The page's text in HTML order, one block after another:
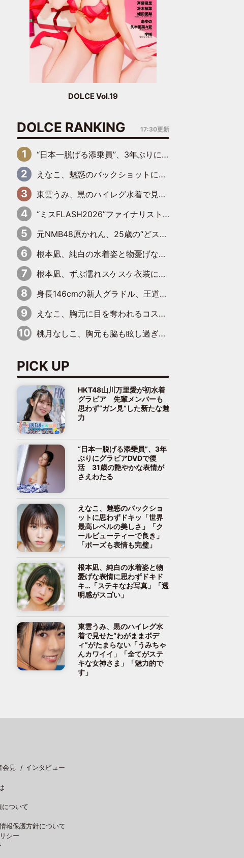
DOLCE Vol.19
DOLCE RANKING 17:30更新
“日本一脱げる添乗員”、3年ぶりにグラビアDVDで復活 31歳の艶やかな表情がさえわたる
えなこ、魅惑のバックショットに思わずドキッ「世界最高レベルの美しさ」「クールビューティーで良き」「ポーズも表情も完璧」
東雲うみ、黒のハイレグ水着で見せた“わがままボディ”がたまらない「うみちゃんカワイイ」「全てがステキな女神さま」「魅力的です」
“ミスFLASH2026”ファイナリスト、ダンスで鍛え上げた健康的な美ボディー披露
元NMB48原かれん、25歳の“どストライクボディ”をバリで解禁 169cmモデル体形で挑む初の本格グラビア
根本凪、純白の水着姿と物憂げな表情に思わずドキドキ…「ステキなお写真」「透明感がスゴい」
根本凪、ずぶ濡れスケスケ衣装にドキッ「表情が良過ぎる」「ねもちゃんの眼差しにドキドキが止まらない」
身長146cmの新人グラドル、王道ビーチからプールサイドそしてゴールドビキニまで…DVDデビュー作で躍動
えなこ、胸元に目を奪われるコスプレ水着姿で魅了「群を抜く美しさと華やかさ」「えなこりんの千咲は破壊力がスゴい」
桃月なしこ、胸元も脇も眩し過ぎるランジェリー＆ビキニ姿を披露「なしこたそ最強」「セクシーでゴージャスで大きなボリューム」
PICK UP
HKT48山川万里愛が初水着
グラビア 先輩メンバーも
思わず“ガン見”した新たな魅
力
“日本一脱げる添乗員”、3年
ぶりにグラビアDVDで復
活 31歳の艶やかな表情が
さえわたる
えなこ、魅惑のバックショ
ットに思わずドキッ「世界
最高レベルの美しさ」「ク
ールビューティーで良き」
「ポーズも表情も完璧」
根本凪、純白の水着姿と物
憂げな表情に思わずドキド
キ…「ステキなお写真」「透
明感がスゴい」
東雲うみ、黒のハイレグ水
着で見せた“わがままボデ
ィ”がたまらない「うみちゃ
んカワイイ」「全てがステ
キな女神さま」「魅力的で
す」
会見 インタビュー
ついて
報保護方針について
シー